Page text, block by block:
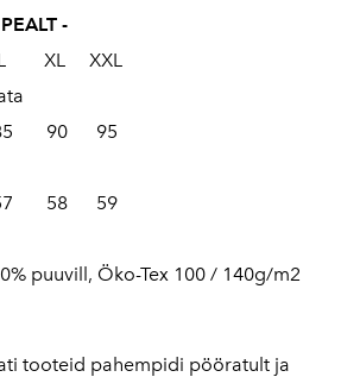
-
XXL
90 95
58 59
puuvill, Öko-Tex 100 / 140g/m2
tooteid pahempidi pööratult ja